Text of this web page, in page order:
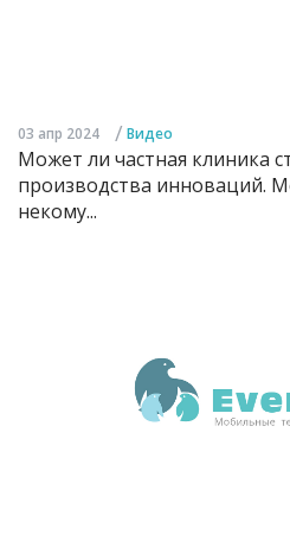
03 апр 2024 / Видео
Может ли частная клиника
производства инноваций.
некому...